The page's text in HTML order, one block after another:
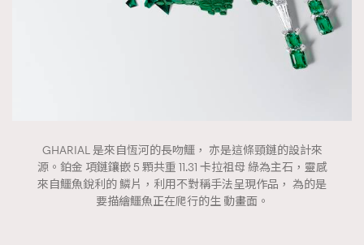
GHARIAL 是來自恆河的長吻鱷， 亦是這條頸鏈的設計來
源。鉑金 項鏈鑲嵌 5 顆共重 11.31 卡拉祖母 綠為主石，靈感
來自鱷魚銳利的 鱗片，利用不對稱手法呈現作品， 為的是
要描繪鱷魚正在爬行的生 動畫面。